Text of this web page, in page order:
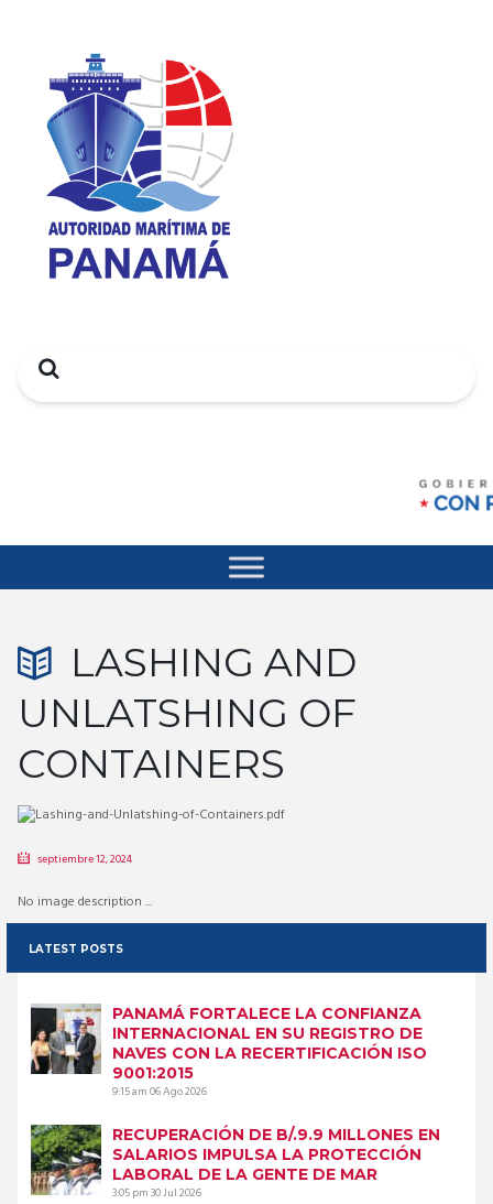
Search
LASHING AND
UNLATSHING OF
CONTAINERS
septiembre 12, 2024
No image description ...
LATEST POSTS
PANAMÁ FORTALECE LA CONFIANZA
INTERNACIONAL EN SU REGISTRO DE
NAVES CON LA RECERTIFICACIÓN ISO
9001:2015
9:15 am06 Ago 2026
RECUPERACIÓN DE B/.9.9 MILLONES EN
SALARIOS IMPULSA LA PROTECCIÓN
LABORAL DE LA GENTE DE MAR
3:05 pm30 Jul 2026